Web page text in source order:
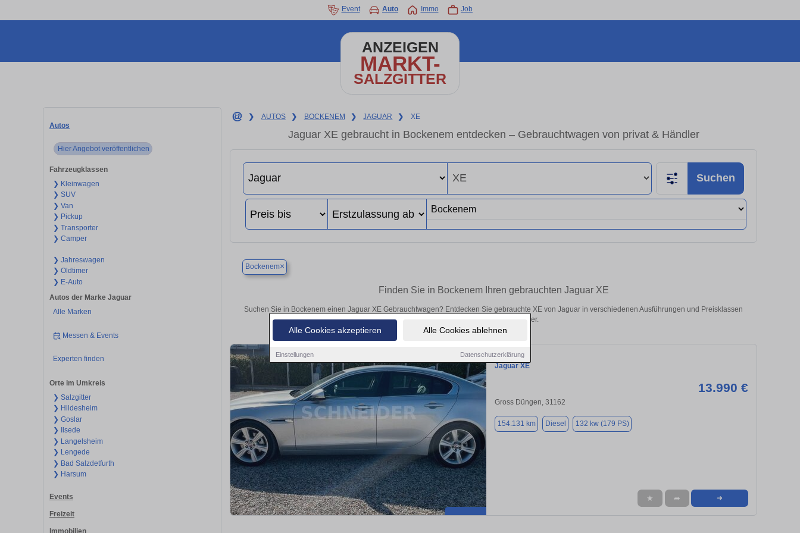
Alle Cookies akzeptieren Alle Cookies ablehnen
Einstellungen Datenschutzerklärung
Event Auto Immo Job
ANZEIGEN
MARKT-
SALZGITTER
Autos
Hier Angebot veröffentlichen
Fahrzeugklassen
❯ Kleinwagen
❯ SUV
❯ Van
❯ Pickup
❯ Transporter
❯ Camper
❯ Jahreswagen
❯ Oldtimer
❯ E-Auto
Autos der Marke Jaguar
Alle Marken
Messen & Events
Experten finden
Orte im Umkreis
❯ Salzgitter
❯ Hildesheim
❯ Goslar
❯ Ilsede
❯ Langelsheim
❯ Lengede
❯ Bad Salzdetfurth
❯ Harsum
Events
Freizeit
Immobilien
❯ AUTOS ❯ BOCKENEM ❯ JAGUAR ❯ XE
Jaguar XE gebraucht in Bockenem entdecken – Gebrauchtwagen von privat & Händler
Suchen
Bockenem×
Finden Sie in Bockenem Ihren gebrauchten Jaguar XE
Suchen Sie in Bockenem einen Jaguar XE Gebrauchtwagen? Entdecken Sie gebrauchte XE von Jaguar in verschiedenen Ausführungen und Preisklassen
von privat und vom Händler.
Jaguar XE
13.990 €
Gross Düngen, 31162
154.131 km Diesel 132 kw (179 PS)
★ ➦ ➜